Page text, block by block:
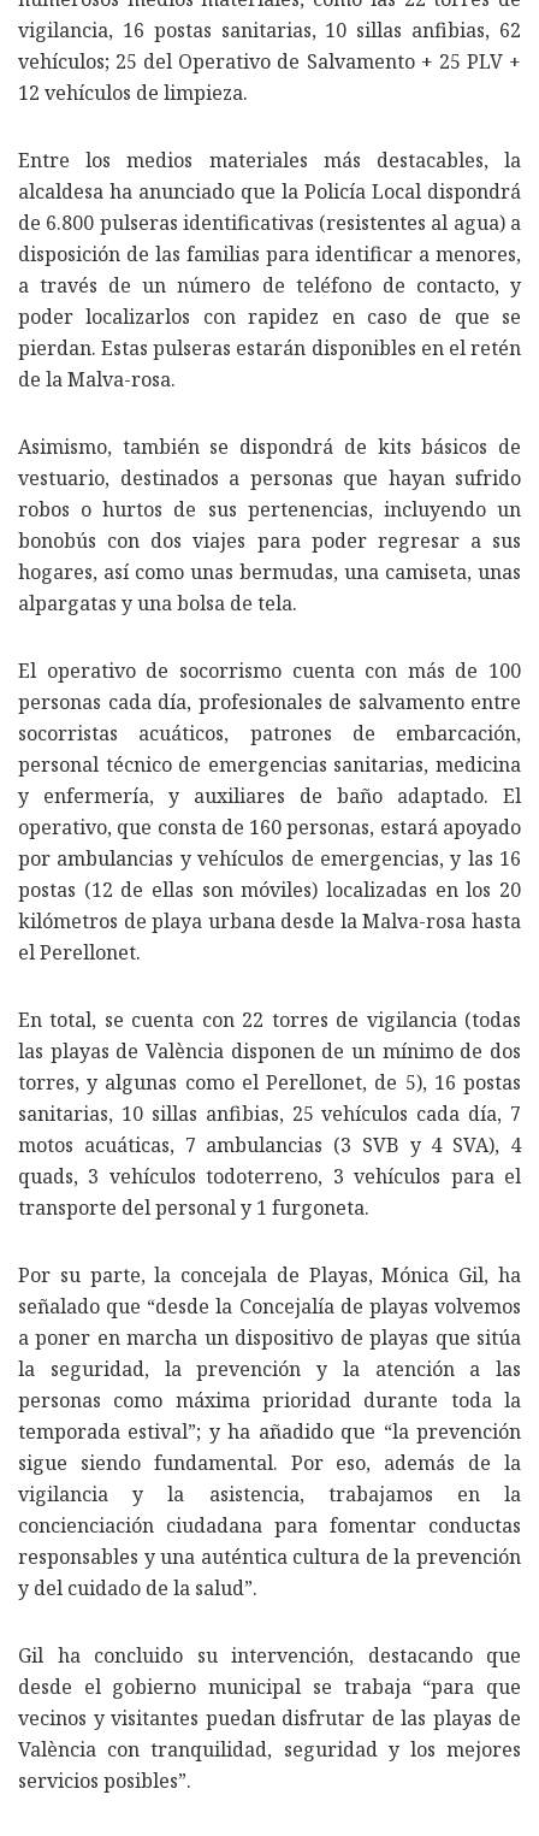
vigilancia, 16 postas sanitarias, 10 sillas anfibias, 62
vehículos; 25 del Operativo de Salvamento + 25 PLV +
12 vehículos de limpieza.
Entre los medios materiales más destacables, la
alcaldesa ha anunciado que la Policía Local dispondrá
de 6.800 pulseras identificativas (resistentes al agua) a
disposición de las familias para identificar a menores,
a través de un número de teléfono de contacto, y
poder localizarlos con rapidez en caso de que se
pierdan. Estas pulseras estarán disponibles en el retén
de la Malva-rosa.
Asimismo, también se dispondrá de kits básicos de
vestuario, destinados a personas que hayan sufrido
robos o hurtos de sus pertenencias, incluyendo un
bonobús con dos viajes para poder regresar a sus
hogares, así como unas bermudas, una camiseta, unas
alpargatas y una bolsa de tela.
El operativo de socorrismo cuenta con más de 100
personas cada día, profesionales de salvamento entre
socorristas acuáticos, patrones de embarcación,
personal técnico de emergencias sanitarias, medicina
y enfermería, y auxiliares de baño adaptado. El
operativo, que consta de 160 personas, estará apoyado
por ambulancias y vehículos de emergencias, y las 16
postas (12 de ellas son móviles) localizadas en los 20
kilómetros de playa urbana desde la Malva-rosa hasta
el Perellonet.
En total, se cuenta con 22 torres de vigilancia (todas
las playas de València disponen de un mínimo de dos
torres, y algunas como el Perellonet, de 5), 16 postas
sanitarias, 10 sillas anfibias, 25 vehículos cada día, 7
motos acuáticas, 7 ambulancias (3 SVB y 4 SVA), 4
quads, 3 vehículos todoterreno, 3 vehículos para el
transporte del personal y 1 furgoneta.
Por su parte, la concejala de Playas, Mónica Gil, ha
señalado que “desde la Concejalía de playas volvemos
a poner en marcha un dispositivo de playas que sitúa
la seguridad, la prevención y la atención a las
personas como máxima prioridad durante toda la
temporada estival”; y ha añadido que “la prevención
sigue siendo fundamental. Por eso, además de la
vigilancia y la asistencia, trabajamos en la
concienciación ciudadana para fomentar conductas
responsables y una auténtica cultura de la prevención
y del cuidado de la salud”.
Gil ha concluido su intervención, destacando que
desde el gobierno municipal se trabaja “para que
vecinos y visitantes puedan disfrutar de las playas de
València con tranquilidad, seguridad y los mejores
servicios posibles”.